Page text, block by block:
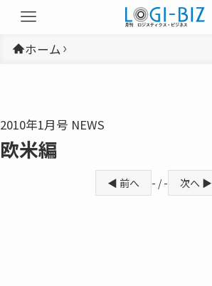
ホーム
2010年1月号 NEWS
欧米編
◀ 前へ - / - 次へ ▶